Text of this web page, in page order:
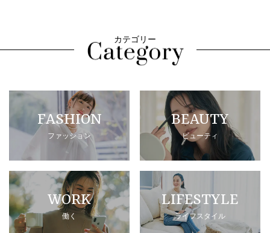
カテゴリー
FASHION
ファッション
BEAUTY
ビューティ
WORK
働く
LIFESTYLE
ライフスタイル